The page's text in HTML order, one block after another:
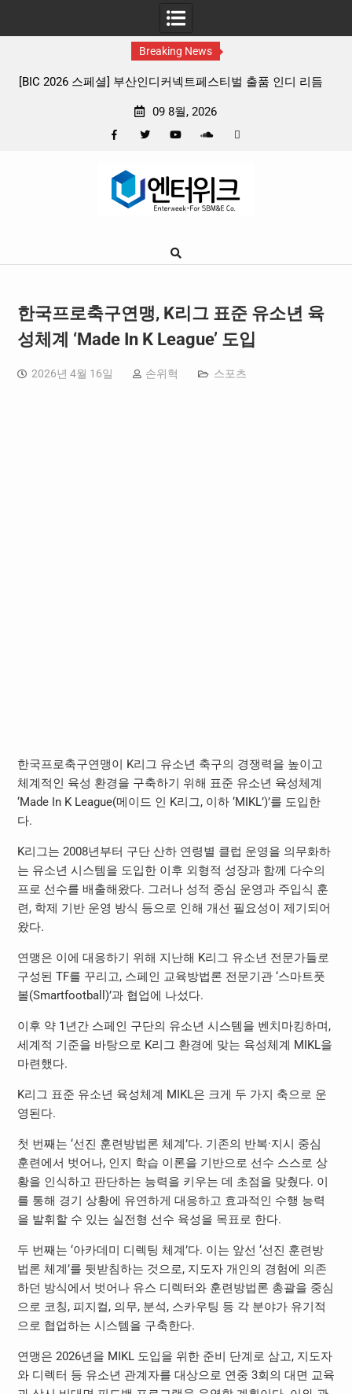
Breaking News
리듬
판타지 케이팝 애니메이션 ‘고스트밴드’ 8월 26일(수) 개봉
09 8월, 2026
Google
한국프로축구연맹, K리그 표준 유소년 육
성체계 ‘Made In K League’ 도입
2026년 4월 16일 손위혁 스포츠
한국프로축구연맹이 K리그 유소년 축구의 경쟁력을 높이고
체계적인 육성 환경을 구축하기 위해 표준 유소년 육성체계
‘Made In K League(메이드 인 K리그, 이하 ‘MIKL’)’를 도입한
다.
K리그는 2008년부터 구단 산하 연령별 클럽 운영을 의무화하
는 유소년 시스템을 도입한 이후 외형적 성장과 함께 다수의
프로 선수를 배출해왔다. 그러나 성적 중심 운영과 주입식 훈
련, 학제 기반 운영 방식 등으로 인해 개선 필요성이 제기되어
왔다.
연맹은 이에 대응하기 위해 지난해 K리그 유소년 전문가들로
구성된 TF를 꾸리고, 스페인 교육방법론 전문기관 ‘스마트풋
볼(Smartfootball)’과 협업에 나섰다.
이후 약 1년간 스페인 구단의 유소년 시스템을 벤치마킹하며,
세계적 기준을 바탕으로 K리그 환경에 맞는 육성체계 MIKL을
마련했다.
K리그 표준 유소년 육성체계 MIKL은 크게 두 가지 축으로 운
영된다.
첫 번째는 ‘선진 훈련방법론 체계’다. 기존의 반복·지시 중심
훈련에서 벗어나, 인지 학습 이론을 기반으로 선수 스스로 상
황을 인식하고 판단하는 능력을 키우는 데 초점을 맞췄다. 이
를 통해 경기 상황에 유연하게 대응하고 효과적인 수행 능력
을 발휘할 수 있는 실전형 선수 육성을 목표로 한다.
두 번째는 ‘아카데미 디렉팅 체계’다. 이는 앞선 ‘선진 훈련방
법론 체계’를 뒷받침하는 것으로, 지도자 개인의 경험에 의존
하던 방식에서 벗어나 유스 디렉터와 훈련방법론 총괄을 중심
으로 코칭, 피지컬, 의무, 분석, 스카우팅 등 각 분야가 유기적
으로 협업하는 시스템을 구축한다.
연맹은 2026년을 MIKL 도입을 위한 준비 단계로 삼고, 지도자
와 디렉터 등 유소년 관계자를 대상으로 연중 3회의 대면 교육